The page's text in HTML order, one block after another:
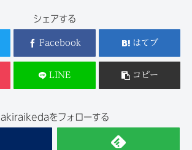
シェアする
Facebook はてブ
LINE コピー
akiraikedaをフォローする